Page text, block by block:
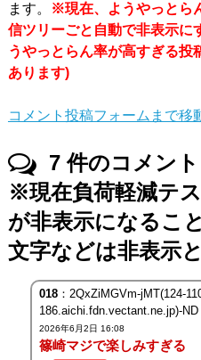
ます。
※現在、ようやっとら
信ツリーごと自動で非表示に
うやっとらん率が高すぎる投
あります)
コメント投稿フォームまで移
7件のコメント
※現在負荷軽減テ
が非表示になるこ
文字などは非表示
018：2QxZiMGVm-jMT(124-
186.aichi.fdn.vectant.ne.jp)-ND
2026年6月2日 16:08
篠崎マジで楽しみすぎる